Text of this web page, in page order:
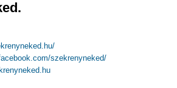
szekrenyneked/